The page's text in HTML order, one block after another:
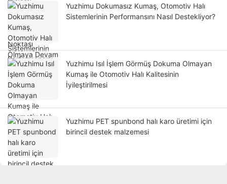
Yuzhimu Dokumasız Kumaş, Otomotiv Halı
Sistemlerinin Performansını Nasıl Destekliyor?
Yuzhimu Isıl İşlem Görmüş Dokuma Olmayan
Kumaş ile Otomotiv Halı Kalitesinin
İyileştirilmesi
Yuzhimu PET spunbond halı karo üretimi için
birincil destek malzemesi